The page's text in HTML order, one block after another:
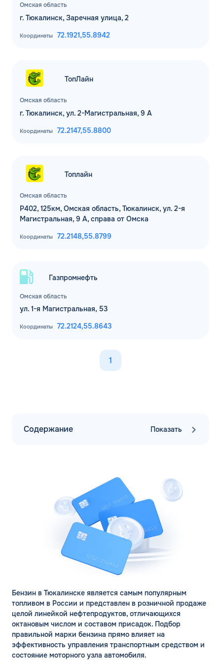
Омская область
г. Тюкалинск, Заречная улица, 2
Координаты 72.1921,55.8942
Омская область
ТопЛайн
г. Тюкалинск, ул. 2-Магистральная, 9 А
Координаты 72.2147,55.8800
Омская область
Топлайн
Р402, 125км, Омская область, Тюкалинск, ул. 2-я
Магистральная, 9 А, справа от Омска
Координаты 72.2148,55.8799
Омская область
Газпромнефть
ул. 1-я Магистральная, 53
Координаты 72.2124,55.8643
1
Содержание Показать
Бензин в Тюкалинске является самым популярным
топливом в России и представлен в розничной продаже
целой линейкой нефтепродуктов, отличающихся
октановым числом и составом присадок. Подбор
правильной марки бензина прямо влияет на
эффективность управления транспортным средством и
состояние моторного узла автомобиля.